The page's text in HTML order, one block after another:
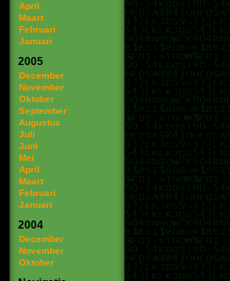
April
Maart
Februari
Januari
2005
December
November
Oktober
September
Augustus
Juli
Juni
Mei
April
Maart
Februari
Januari
2004
December
November
Oktober